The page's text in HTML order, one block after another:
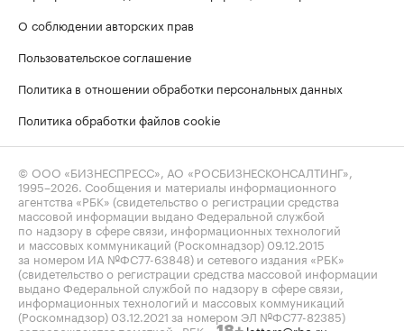
О соблюдении авторских прав
Пользовательское соглашение
Политика в отношении обработки персональных данных
Политика обработки файлов cookie
© ООО «БИЗНЕСПРЕСС», АО «РОСБИЗНЕСКОНСАЛТИНГ»,
1995–2026 . Сообщения и материалы информационного
агентства «РБК» (свидетельство о регистрации средства
массовой информации выдано Федеральной службой
по надзору в сфере связи, информационных технологий
и массовых коммуникаций (Роскомнадзор) 09.12.2015
за номером ИА №ФС77-63848) и сетевого издания «РБК»
(свидетельство о регистрации средства массовой информации
выдано Федеральной службой по надзору в сфере связи,
информационных технологий и массовых коммуникаций
(Роскомнадзор) 03.12.2021 за номером ЭЛ №ФС77-82385)